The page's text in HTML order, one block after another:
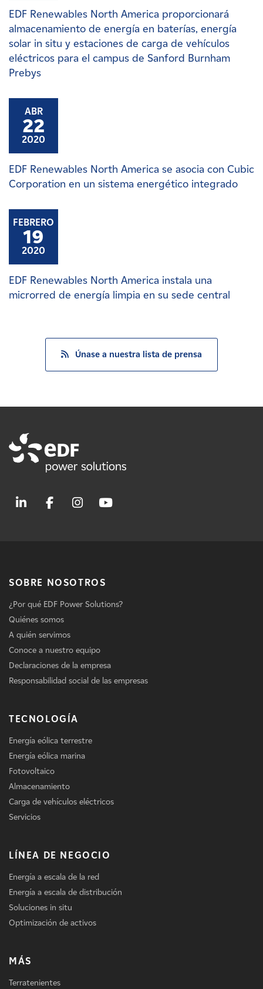
EDF Renewables North America proporcionará
almacenamiento de energía en baterías, energía
solar in situ y estaciones de carga de vehículos
eléctricos para el campus de Sanford Burnham
Prebys
ABR
22
2020
EDF Renewables North America se asocia con Cubic
Corporation en un sistema energético integrado
FEBRERO
19
2020
EDF Renewables North America instala una
microrred de energía limpia en su sede central
Únase a nuestra lista de prensa
SOBRE NOSOTROS
¿Por qué EDF Power Solutions?
Quiénes somos
A quién servimos
Conoce a nuestro equipo
Declaraciones de la empresa
Responsabilidad social de las empresas
TECNOLOGÍA
Energía eólica terrestre
Energía eólica marina
Fotovoltaico
Almacenamiento
Carga de vehículos eléctricos
Servicios
LÍNEA DE NEGOCIO
Energía a escala de la red
Energía a escala de distribución
Soluciones in situ
Optimización de activos
MÁS
Terratenientes